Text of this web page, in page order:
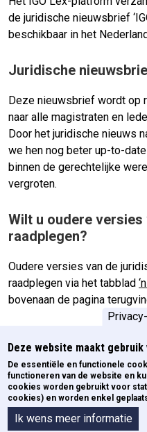
Deze website maakt gebruik
De essentiële en functionele
functioneren van de website en
cookies worden gebruikt voor
cookies) en worden enkel
Ik wens meer informatie
de juridische nieuwsbrief
beschikbaar in het
Juridische nieuwsbrief
Deze nieuwsbrief wordt op
naar alle magistraten en
Door het juridische nieuws
we hen nog beter up-to-
binnen de gerechtelijke
vergroten.
Wilt u oudere
raadplegen?
Oudere versies van de
raadplegen via het tabblad
bovenaan de pagina
De documentatie uit vorige
het tabblad
gaan naar de gewenste